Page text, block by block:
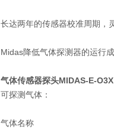
长达两年的传感器校准周期，
Midas降低气体探测器的运行成
气体传感器探头MIDAS-E-O3X
可探测气体：
气体名称